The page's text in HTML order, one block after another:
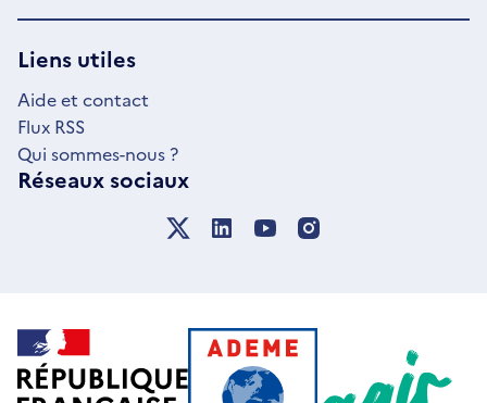
UNE
Liens utiles
Aide et contact
Flux RSS
Qui sommes-nous ?
Réseaux sociaux